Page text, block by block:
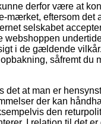
derfor være at
mærket, eftersom det
selskabet
webshoppen
i de gældende
såfremt du
det at man er
der kan
den